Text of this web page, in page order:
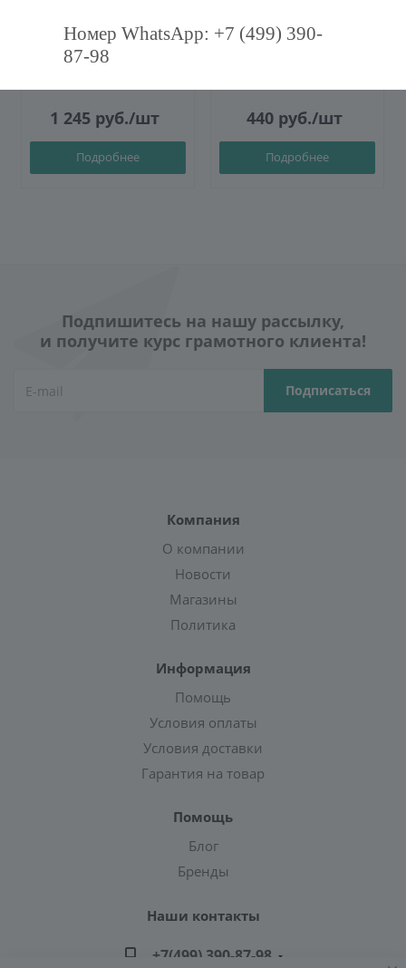
карманный ФВК-287-892-
600-3-F7
1 245 руб./шт
Подробнее
440руб./шт
Подробнее
Подпишитесь на нашу рассылку,
и получите курс грамотного клиента!
Компания
О компании
Новости
Магазины
Политика
Информация
Помощь
Условия оплаты
Условия доставки
Гарантия на товар
Помощь
Блог
Бренды
Наши контакты
+7(499) 390-87-98
Номер WhatsApp: +7 (499) 390-
87-98